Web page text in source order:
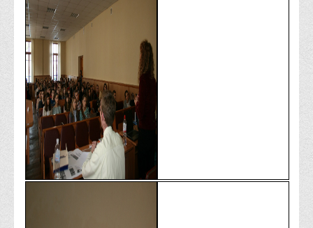
Корисні посилання
Навчально-методичний
З організації виховної та культурно-мистецької роботи
студентів
Технічних засобів навчання
Редакційно-видавничий
Центри
Розвитку кар’єри